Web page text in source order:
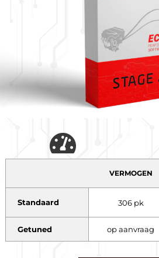
VERMOGEN
Standaard 306 pk
Getuned op aanvraag